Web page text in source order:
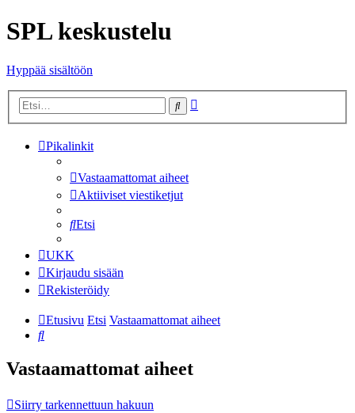
SPL keskustelu
Hyppää sisältöön
Etsi
Pikalinkit
Vastaamattomat aiheet
Aktiiviset viestiketjut
Etsi
UKK
Kirjaudu sisään
Rekisteröidy
Etusivu Etsi Vastaamattomat aiheet
Etsi
Vastaamattomat aiheet
Siirry tarkennettuun hakuun